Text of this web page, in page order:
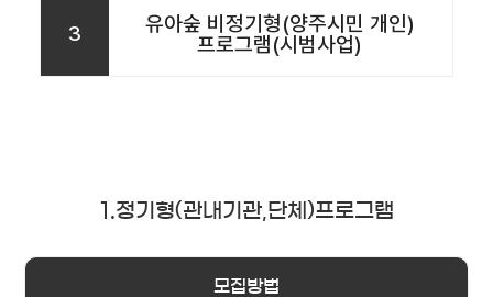
3
유아숲 비정기형(양주시민 개인)
프로그램(시범사업)
1.정기형(관내기관,단체)프로그램
모집방법